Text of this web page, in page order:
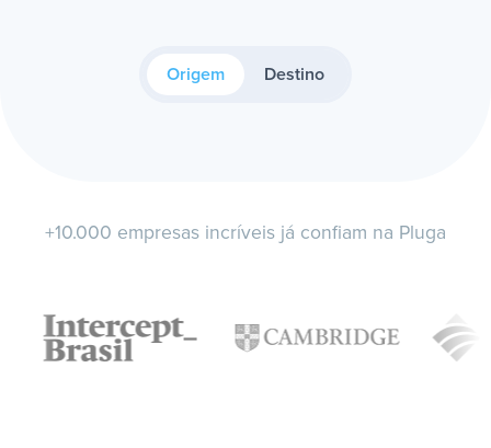
Origem Destino
+10.000 empresas incríveis já confiam na Pluga